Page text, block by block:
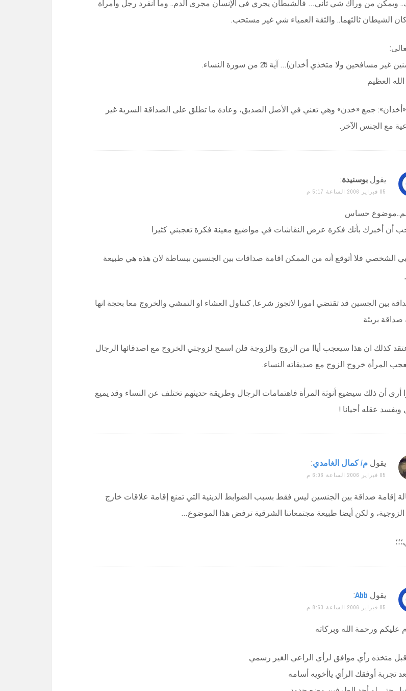
ويمكن من وراك شي ثاني… فالشيطان يجري في الإنسان مجرى الدم.. وما انفرد رجل وامرأة
الشيطان ثالثهما.. والثقة العمياء شي غير مستحب.
غير مسافحين ولا متخذي أخدان)… آية 25 من سورة النساء.
العظيم
جمع «خدن» وهي تعني في الأصل الصديق، وعادة ما تطلق على الصداقة السرية غير
مع الجنس الآخر.
يقول بوسنيدة:
05 فبراير 2006 الساعة 5:17 م
حساس
أن أخبرك بأنك فكرة عرض النقاشات في مواضيع معينة فكرة تعجبني كثيرا
الشخصي فلا أتوقع أنه من الممكن اقامة صداقات بين الجنسين ببساطة لان هذه هي طبيعة
بين الجسين قد تقتضي امورا لاتجوز شرعا, كتناول العشاء او التمشي والخروج معا بحجة انها
صداقة بريئة
كذلك ان هذا سيعجب أياا من الزوج والزوجة فلن اسمح لزوجتي الخروج مع اصدقائها الرجال
المرأة خروج الزوج مع صديقاته النساء.
أرى أن ذلك سيضيع أنوثة المرأة فاهتمامات الرجال وطريقة حديثهم تختلف عن النساء وقد يميع
ويفسد عقله أحيانا !
يقول م/ كمال الغامدي:
05 فبراير 2006 الساعة 6:06 م
إقامة صداقة بين الجنسين ليس فقط بسبب الضوابط الدينية التي تمنع إقامة علاقات خارج
و لكن أيضا طبيعة مجتمعاتنا الشرقية ترفض هذا الموضوع…
يقول Abb
:
05 فبراير 2006 الساعة 8:53 م
عليكم ورحمة الله وبركاته
متخذه رأي موافق لرأي الراعي الغير رسمي
تجربة أوفقك الرأي ياأخويه أسامه